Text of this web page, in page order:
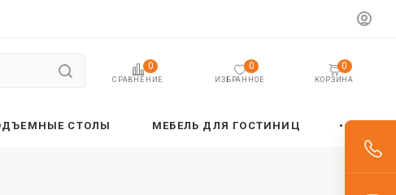
СРАВНЕНИЕ
0
ИЗБРАННОЕ
0
КОРЗИНА
0
СТОЛЫ МЕБЕЛЬ ДЛЯ ГОСТИНИЦ